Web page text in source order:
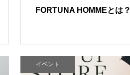
FORTUNA HOMMEとは？
イベント